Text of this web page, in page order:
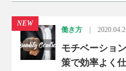
NEW
働き方
モチベーショ
策で効率よく